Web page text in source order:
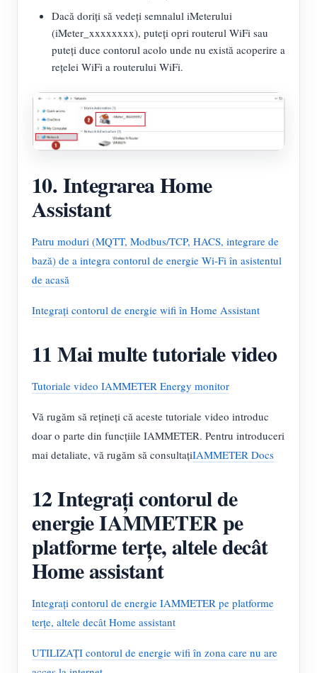
Dacă doriți să vedeți semnalul iMeterului
(iMeter_xxxxxxxx), puteți opri routerul WiFi sau
puteți duce contorul acolo unde nu există acoperire a
rețelei WiFi a routerului WiFi.
10. Integrarea Home
Assistant
Patru moduri (MQTT, Modbus/TCP, HACS, integrare de
bază) de a integra contorul de energie Wi-Fi în asistentul
de acasă
Integrați contorul de energie wifi în Home Assistant
11 Mai multe tutoriale video
Tutoriale video IAMMETER Energy monitor
Vă rugăm să rețineți că aceste tutoriale video introduc
doar o parte din funcțiile IAMMETER. Pentru introduceri
mai detaliate, vă rugăm să consultațiIAMMETER Docs
12 Integrați contorul de
energie IAMMETER pe
platforme terțe, altele decât
Home assistant
Integrați contorul de energie IAMMETER pe platforme
terțe, altele decât Home assistant
UTILIZAȚI contorul de energie wifi în zona care nu are